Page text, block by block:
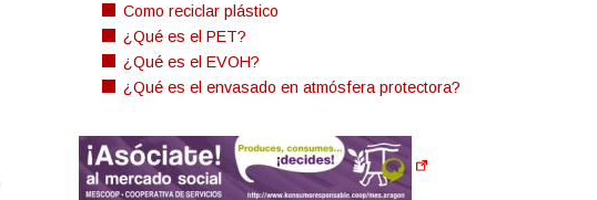
Como reciclar plástico
¿Qué es el PET?
¿Qué es el EVOH?
¿Qué es el envasado en atmósfera protectora?